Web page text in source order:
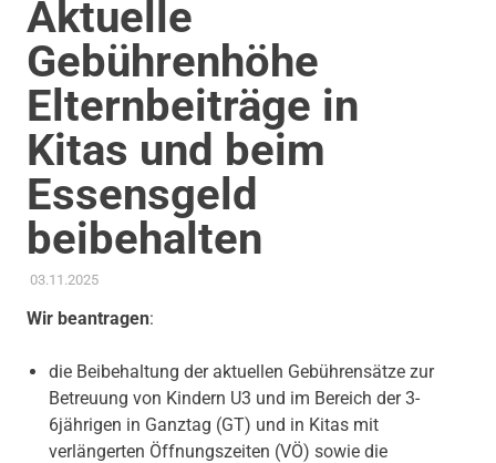
Aktuelle
Gebührenhöhe
Elternbeiträge in
Kitas und beim
Essensgeld
beibehalten
03.11.2025ADMIN
AKTUELLES
Wir beantragen:
die Beibehaltung der aktuellen Gebührensätze zur
Betreuung von Kindern U3 und im Bereich der 3-
6jährigen in Ganztag (GT) und in Kitas mit
verlängerten Öffnungszeiten (VÖ) sowie die